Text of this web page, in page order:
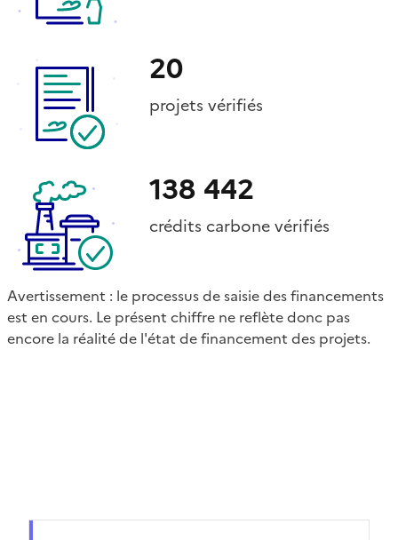
20
projets vérifiés
138 442
crédits carbone vérifiés
Avertissement : le processus de saisie des financements
est en cours. Le présent chiffre ne reflète donc pas
encore la réalité de l'état de financement des projets.